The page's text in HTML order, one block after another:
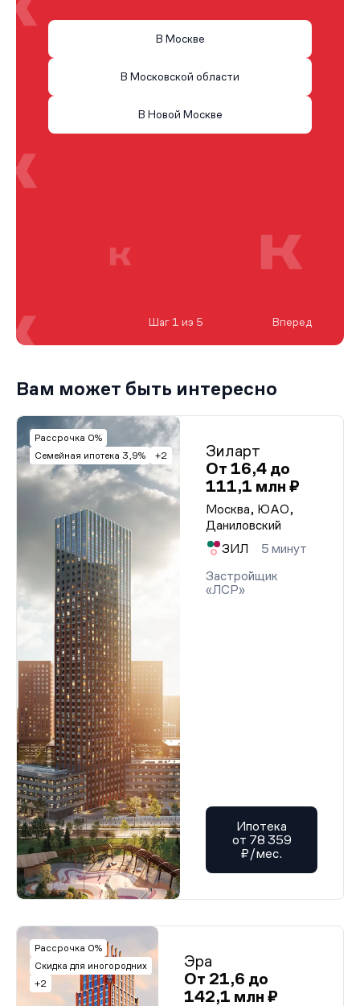
В Москве
В Московской области
В Новой Москве
Шаг 1 из 5 Вперед
Вам может быть интересно
Рассрочка 0%
Семейная ипотека 3,9%
+2
Зиларт
От 16,4 до
111,1 млн ₽
Москва, ЮАО,
Даниловский
ЗИЛ
5 минут
Застройщик
«ЛСР»
Ипотека
от 78 359
₽/мес.
Рассрочка 0%
Скидка для иногородних
+2
Эра
От 21,6 до
142,1 млн ₽